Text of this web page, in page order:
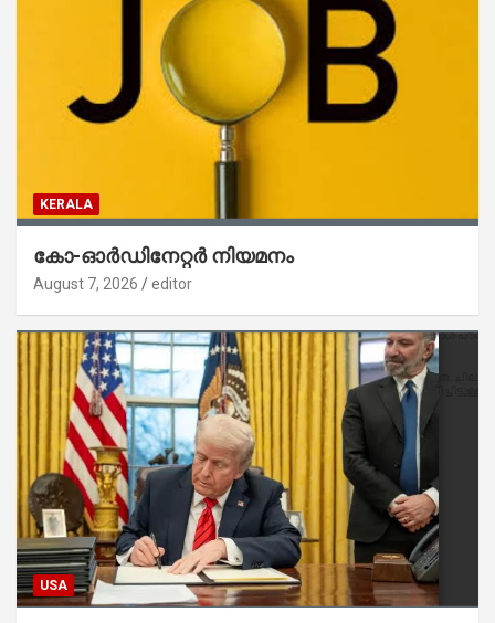
KERALA
കോ-ഓർഡിനേറ്റർ നിയമനം
August 7, 2026 editor
USA